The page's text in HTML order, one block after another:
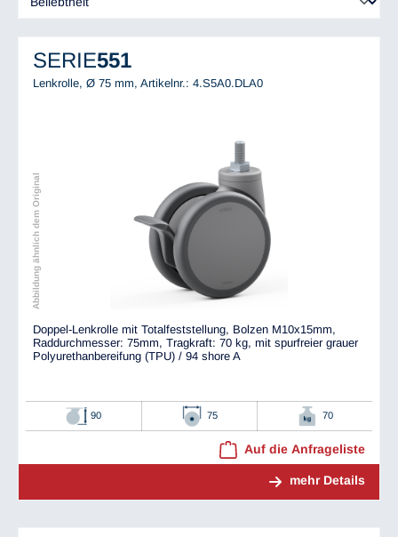
SERIE551
Lenkrolle, Ø 75 mm, Artikelnr.: 4.S5A0.DLA0
Abbildung ähnlich dem Original
Doppel-Lenkrolle mit Totalfeststellung, Bolzen M10x15mm,
Raddurchmesser: 75mm, Tragkraft: 70 kg, mit spurfreier grauer
Polyurethanbereifung (TPU) / 94 shore A
90 75 70
Auf die Anfrageliste
mehr Details